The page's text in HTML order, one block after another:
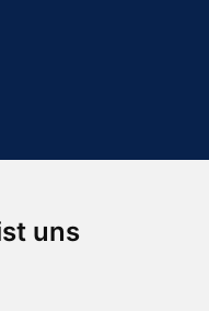
uns